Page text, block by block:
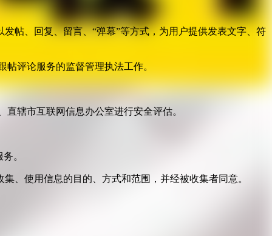
帖、回复、留言、“弹幕”等方式，为用户提供发表文字、符
评论服务的监督管理执法工作。
辖市互联网信息办公室进行安全评估。
。
、使用信息的目的、方式和范围，并经被收集者同意。